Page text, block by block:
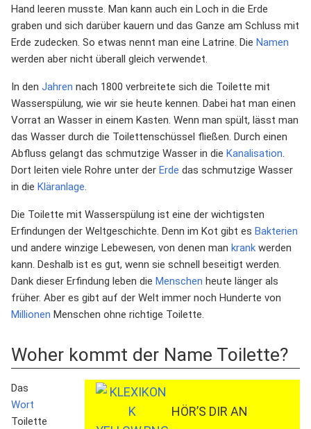
Hand leeren musste. Man kann auch ein Loch in die Erde
graben und sich darüber kauern und das Ganze am Schluss mit
Erde zudecken. So etwas nennt man eine Latrine. Die Namen
werden aber nicht überall gleich verwendet.
In den Jahren nach 1800 verbreitete sich die Toilette mit
Wasserspülung, wie wir sie heute kennen. Dabei hat man einen
Vorrat an Wasser in einem Kasten. Wenn man spült, lässt man
das Wasser durch die Toilettenschüssel fließen. Durch einen
Abfluss gelangt das schmutzige Wasser in die Kanalisation.
Dort leiten viele Rohre unter der Erde das schmutzige Wasser
in die Kläranlage.
Die Toilette mit Wasserspülung ist eine der wichtigsten
Erfindungen der Weltgeschichte. Denn im Kot gibt es Bakterien
und andere winzige Lebewesen, von denen man krank werden
kann. Deshalb ist es gut, wenn sie schnell beseitigt werden.
Dank dieser Erfindung leben die Menschen heute länger als
früher. Aber es gibt auf der Welt immer noch Hunderte von
Millionen Menschen ohne richtige Toilette.
Woher kommt der Name Toilette?
HÖR’S DIR AN
Das
Wort
Toilette